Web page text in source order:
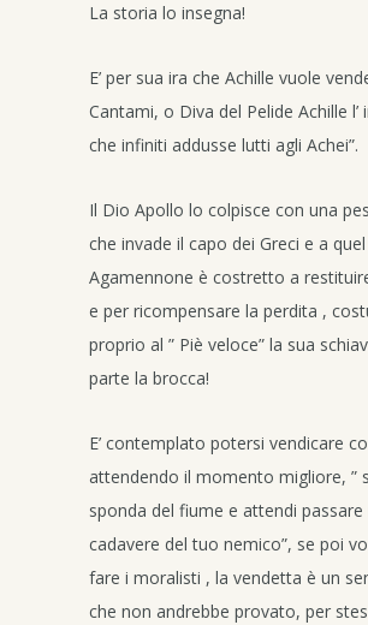
La storia lo insegna!
E’ per sua ira che Achille vuole
Cantami, o Diva del Pelide Achille l’
che infiniti addusse lutti agli Achei”.
Il Dio Apollo lo colpisce con una
che invade il capo dei Greci e a
Agamennone è costretto a
e per ricompensare la perdita ,
proprio al ” Piè veloce” la sua
parte la brocca!
E’ contemplato potersi vendicare
attendendo il momento migliore, ”
sponda del fiume e attendi passare
cadavere del tuo nemico”, se poi
fare i moralisti , la vendetta è un
che non andrebbe provato, per